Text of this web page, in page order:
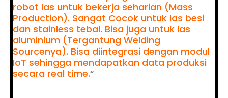
robot las untuk bekerja seharian (Mass
Production). Sangat Cocok untuk las besi
dan stainless tebal. Bisa juga untuk las
aluminium (Tergantung Welding
Sourcenya). Bisa diintegrasi dengan modul
IoT sehingga mendapatkan data produksi
secara real time.“